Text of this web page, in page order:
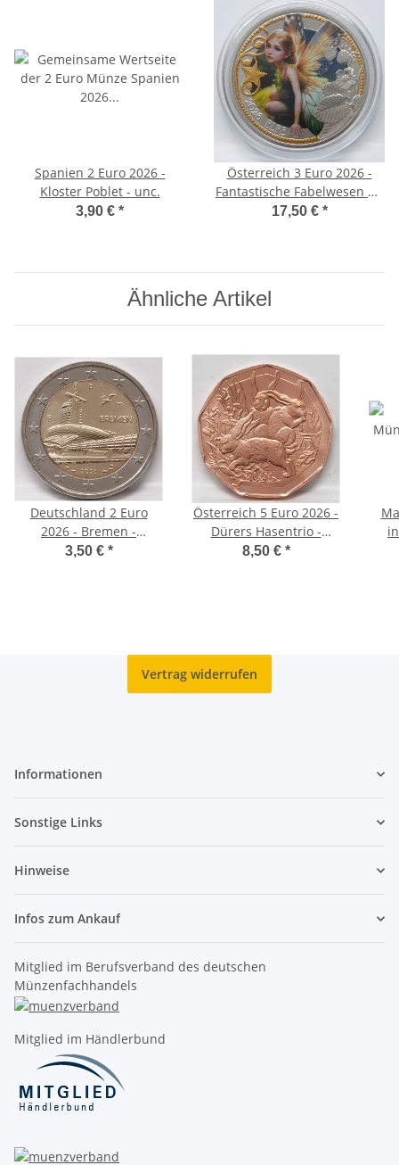
Spanien 2 Euro 2026 -
Kloster Poblet - unc.
3,90 € *
Österreich 3 Euro 2026 -
Fantastische Fabelwesen #3
- Die Elfe
17,50 € *
Ähnliche Artikel
Deutschland 2 Euro
2026 - Bremen -
Klimahaus Bremerhaven
3,50 € *
Österreich 5 Euro 2026 -
Dürers Hasentrio -
Kupfer, unc.
8,50 € *
Vertrag widerrufen
Informationen
Sonstige Links
Hinweise
Infos zum Ankauf
Mitglied im Berufsverband des deutschen
Münzenfachhandels
Mitglied im Händlerbund